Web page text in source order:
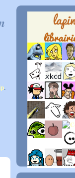
.